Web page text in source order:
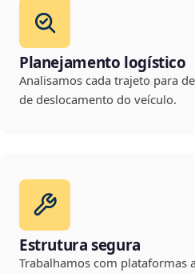
Planejamento logístico
Analisamos cada trajeto para
de deslocamento do veículo.
Estrutura segura
Trabalhamos com plataformas